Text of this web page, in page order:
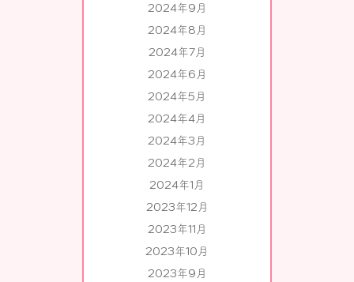
2024年9月
2024年8月
2024年7月
2024年6月
2024年5月
2024年4月
2024年3月
2024年2月
2024年1月
2023年12月
2023年11月
2023年10月
2023年9月